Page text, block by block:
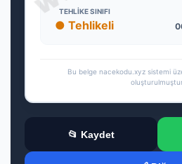
TEHLIKE SINIFI
● Tehlikeli
Bu belge nacekodu.xyz sistemi
📂 Kaydet